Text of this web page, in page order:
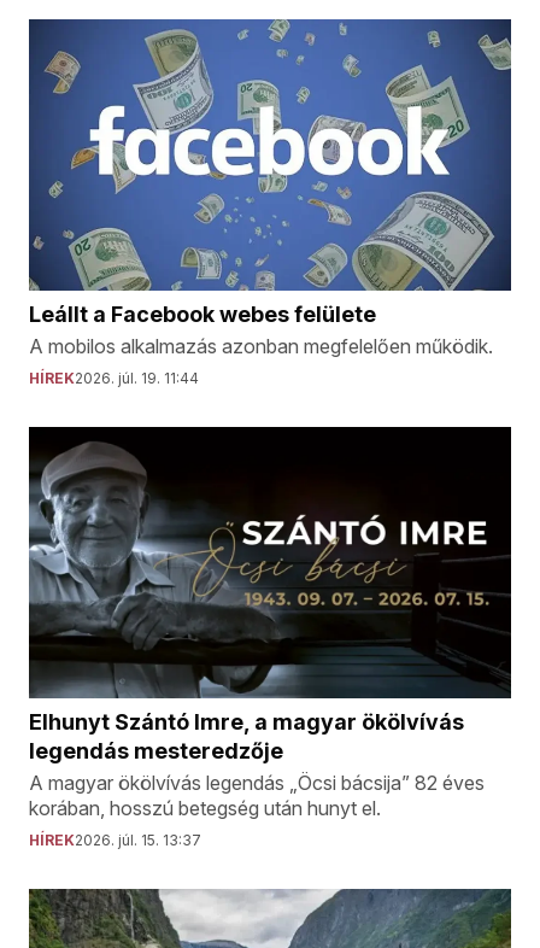
Leállt a Facebook webes felülete
A mobilos alkalmazás azonban megfelelően működik.
HÍREK2026. júl. 19. 11:44
Elhunyt Szántó Imre, a magyar ökölvívás
legendás mesteredzője
A magyar ökölvívás legendás „Öcsi bácsija” 82 éves
korában, hosszú betegség után hunyt el.
HÍREK2026. júl. 15. 13:37